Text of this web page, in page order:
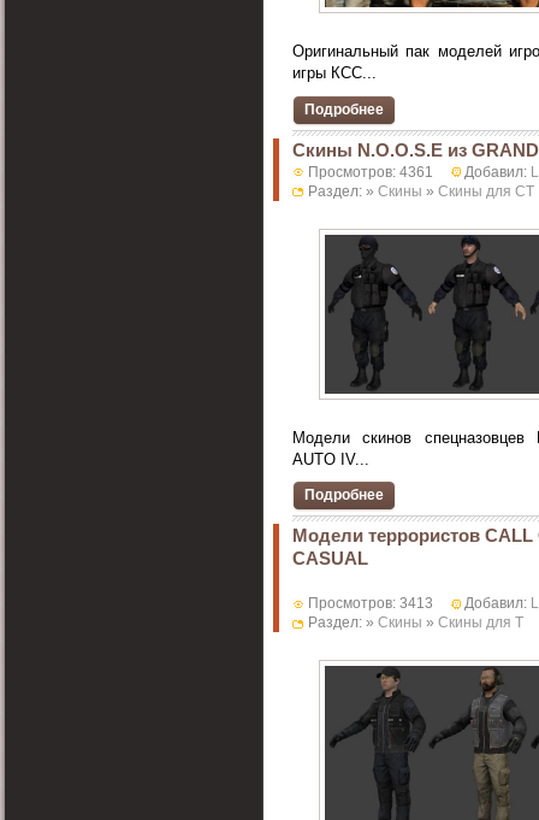
Оригинальный пак моделей
игры КСС...
Подробнее
Скины N.O.O.S.E из
Просмотров: 4361 Добавил:
Раздел: » Скины » Скины для CT
Модели скинов
AUTO IV...
Подробнее
Модели террористов CALL
CASUAL
Просмотров: 3413 Добавил:
Раздел: » Скины » Скины для T